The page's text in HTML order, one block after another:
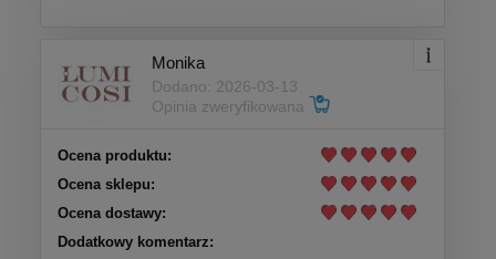
Monika
Dodano: 2026-03-13
Opinia zweryfikowana
Ocena produktu:
Ocena sklepu:
Ocena dostawy:
Dodatkowy komentarz: